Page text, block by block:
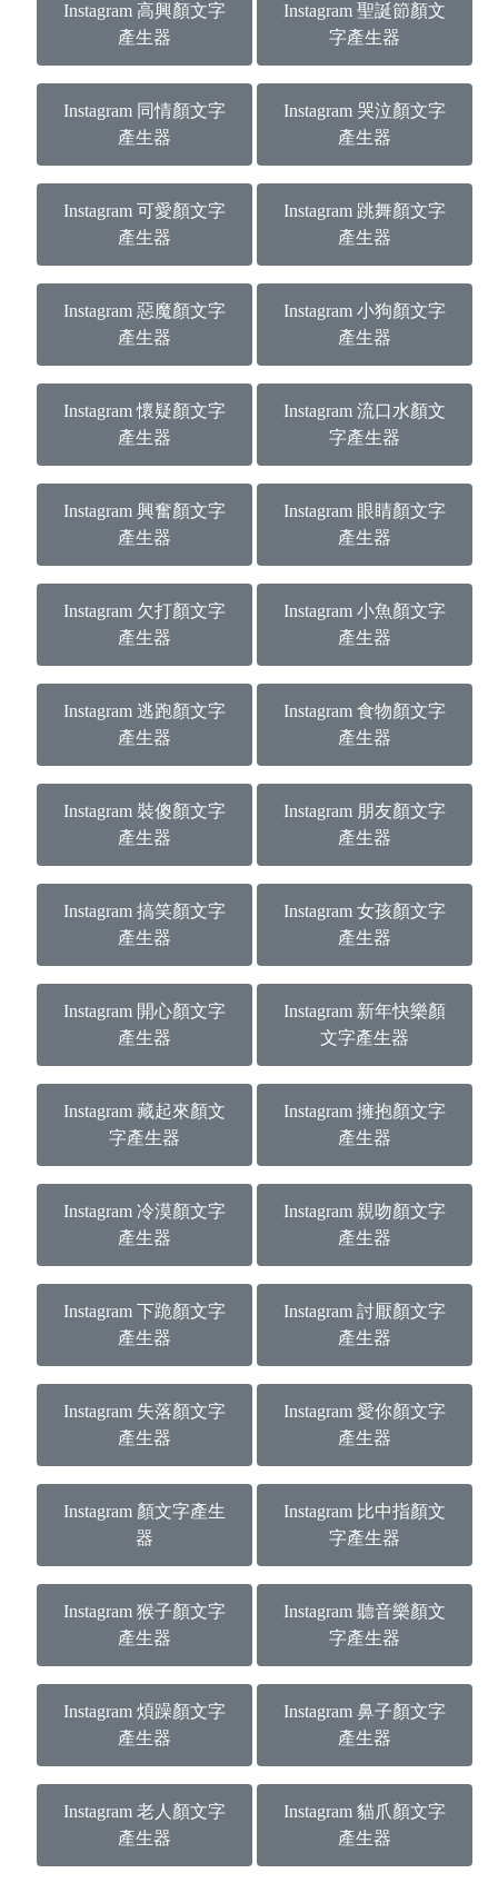
Instagram 高興顏文字
產生器
Instagram 聖誕節顏文
字產生器
Instagram 同情顏文字
產生器
Instagram 哭泣顏文字
產生器
Instagram 可愛顏文字
產生器
Instagram 跳舞顏文字
產生器
Instagram 惡魔顏文字
產生器
Instagram 小狗顏文字
產生器
Instagram 懷疑顏文字
產生器
Instagram 流口水顏文
字產生器
Instagram 興奮顏文字
產生器
Instagram 眼睛顏文字
產生器
Instagram 欠打顏文字
產生器
Instagram 小魚顏文字
產生器
Instagram 逃跑顏文字
產生器
Instagram 食物顏文字
產生器
Instagram 裝傻顏文字
產生器
Instagram 朋友顏文字
產生器
Instagram 搞笑顏文字
產生器
Instagram 女孩顏文字
產生器
Instagram 開心顏文字
產生器
Instagram 新年快樂顏
文字產生器
Instagram 藏起來顏文
字產生器
Instagram 擁抱顏文字
產生器
Instagram 冷漠顏文字
產生器
Instagram 親吻顏文字
產生器
Instagram 下跪顏文字
產生器
Instagram 討厭顏文字
產生器
Instagram 失落顏文字
產生器
Instagram 愛你顏文字
產生器
Instagram 顏文字產生
器
Instagram 比中指顏文
字產生器
Instagram 猴子顏文字
產生器
Instagram 聽音樂顏文
字產生器
Instagram 煩躁顏文字
產生器
Instagram 鼻子顏文字
產生器
Instagram 老人顏文字
產生器
Instagram 貓爪顏文字
產生器